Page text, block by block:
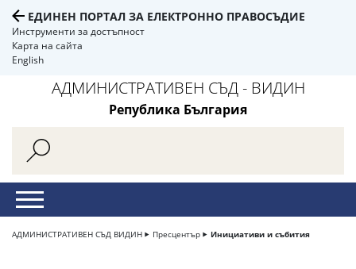
ЕДИНЕН ПОРТАЛ ЗА ЕЛЕКТРОННО ПРАВОСЪДИЕ
Инструменти за достъпност
Карта на сайта
English
АДМИНИСТРАТИВЕН СЪД - ВИДИН
Република България
АДМИНИСТРАТИВЕН СЪД ВИДИН Пресцентър Инициативи и събития